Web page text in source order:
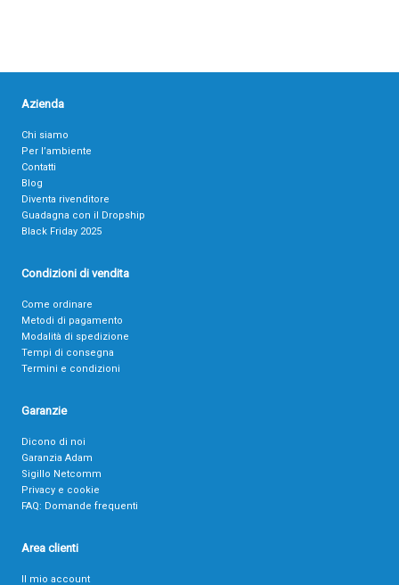
Azienda
Chi siamo
Per l’ambiente
Contatti
Blog
Diventa rivenditore
Guadagna con il Dropship
Black Friday 2025
Condizioni di vendita
Come ordinare
Metodi di pagamento
Modalità di spedizione
Tempi di consegna
Termini e condizioni
Garanzie
Dicono di noi
Garanzia Adam
Sigillo Netcomm
Privacy e cookie
FAQ: Domande frequenti
Area clienti
Il mio account